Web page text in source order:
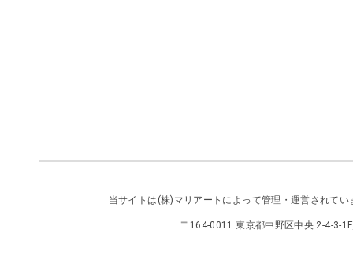
当サイトは (株)マリアート によって管理・運営されて
〒164-0011 東京都中野区中央 2-4-